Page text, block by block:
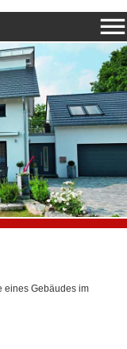
eines Gebäudes im